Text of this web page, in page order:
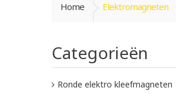
Home Elektromagneten
Categorieën
Ronde elektro kleefmagneten